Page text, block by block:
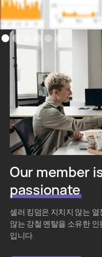
Our member
passionate
셀러 킹덤은 지치지 않는
않는 강철 멘탈을 소유한
입니다.